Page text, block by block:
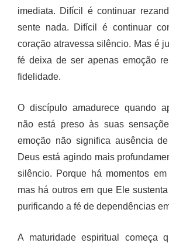
imediata. Difícil é continuar
sente nada. Difícil é continuar
coração atravessa silêncio. Mas é
fé deixa de ser apenas emoção
fidelidade.
O discípulo amadurece quando
não está preso às suas
emoção não significa ausência
Deus está agindo mais
silêncio. Porque há momentos
mas há outros em que Ele
purificando a fé de dependências
A maturidade espiritual começa